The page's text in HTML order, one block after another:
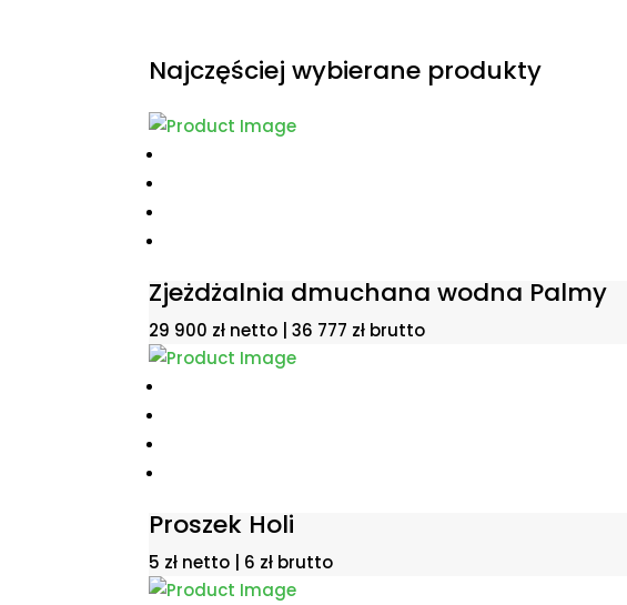
Najczęściej wybierane produkty
Zjeżdżalnia dmuchana wodna Palmy
29 900 zł netto |36 777 zł brutto
Proszek Holi
5 zł netto | 6 zł brutto